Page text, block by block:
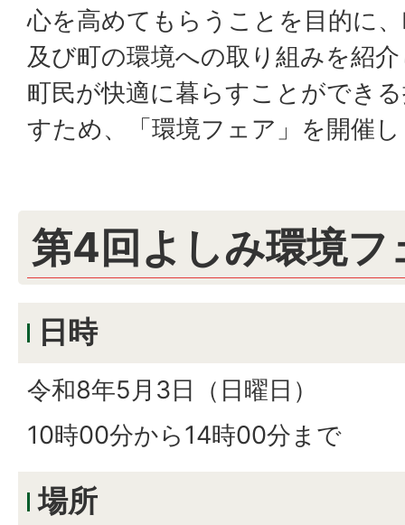
心を高めてもらうことを目的に
及び町の環境への取り組みを紹
町民が快適に暮らすことができ
すため、「環境フェア」を開催
第4回よしみ環境フ
日時
令和8年5月3日（日曜日）
10時00分から14時00分まで
場所